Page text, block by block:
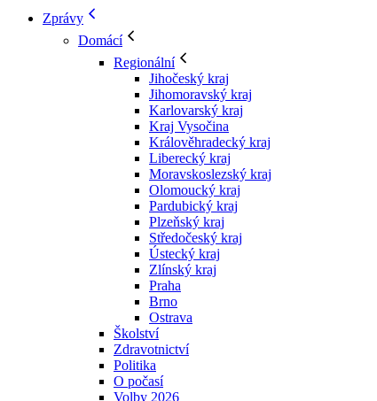
Zprávy
Domácí
Regionální
Jihočeský kraj
Jihomoravský kraj
Karlovarský kraj
Kraj Vysočina
Králověhradecký kraj
Liberecký kraj
Moravskoslezský kraj
Olomoucký kraj
Pardubický kraj
Plzeňský kraj
Středočeský kraj
Ústecký kraj
Zlínský kraj
Praha
Brno
Ostrava
Školství
Zdravotnictví
Politika
O počasí
Volby 2026